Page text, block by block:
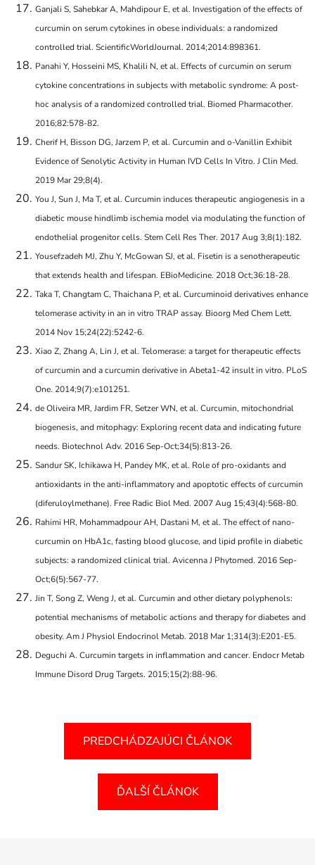
Ganjali S, Sahebkar A, Mahdipour E, et al. Investigation of the effects of
curcumin on serum cytokines in obese individuals: a randomized
controlled trial. ScientificWorldJournal. 2014;2014:898361.
Panahi Y, Hosseini MS, Khalili N, et al. Effects of curcumin on serum
cytokine concentrations in subjects with metabolic syndrome: A post-
hoc analysis of a randomized controlled trial. Biomed Pharmacother.
2016;82:578-82.
Cherif H, Bisson DG, Jarzem P, et al. Curcumin and o-Vanillin Exhibit
Evidence of Senolytic Activity in Human IVD Cells In Vitro. J Clin Med.
2019 Mar 29;8(4).
You J, Sun J, Ma T, et al. Curcumin induces therapeutic angiogenesis in a
diabetic mouse hindlimb ischemia model via modulating the function of
endothelial progenitor cells. Stem Cell Res Ther. 2017 Aug 3;8(1):182.
Yousefzadeh MJ, Zhu Y, McGowan SJ, et al. Fisetin is a senotherapeutic
that extends health and lifespan. EBioMedicine. 2018 Oct;36:18-28.
Taka T, Changtam C, Thaichana P, et al. Curcuminoid derivatives enhance
telomerase activity in an in vitro TRAP assay. Bioorg Med Chem Lett.
2014 Nov 15;24(22):5242-6.
Xiao Z, Zhang A, Lin J, et al. Telomerase: a target for therapeutic effects
of curcumin and a curcumin derivative in Abeta1-42 insult in vitro. PLoS
One. 2014;9(7):e101251.
de Oliveira MR, Jardim FR, Setzer WN, et al. Curcumin, mitochondrial
biogenesis, and mitophagy: Exploring recent data and indicating future
needs. Biotechnol Adv. 2016 Sep-Oct;34(5):813-26.
Sandur SK, Ichikawa H, Pandey MK, et al. Role of pro-oxidants and
antioxidants in the anti-inflammatory and apoptotic effects of curcumin
(diferuloylmethane). Free Radic Biol Med. 2007 Aug 15;43(4):568-80.
Rahimi HR, Mohammadpour AH, Dastani M, et al. The effect of nano-
curcumin on HbA1c, fasting blood glucose, and lipid profile in diabetic
subjects: a randomized clinical trial. Avicenna J Phytomed. 2016 Sep-
Oct;6(5):567-77.
Jin T, Song Z, Weng J, et al. Curcumin and other dietary polyphenols:
potential mechanisms of metabolic actions and therapy for diabetes and
obesity. Am J Physiol Endocrinol Metab. 2018 Mar 1;314(3):E201-E5.
Deguchi A. Curcumin targets in inflammation and cancer. Endocr Metab
Immune Disord Drug Targets. 2015;15(2):88-96.
PREDCHÁDZAJÚCI ČLÁNOK
ĎALŠÍ ČLÁNOK